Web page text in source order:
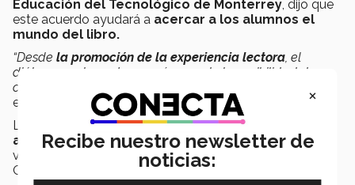
Educación del Tecnológico de Monterrey, dijo que
este acuerdo ayudará a acercar a los alumnos el
mundo del libro.
“Desde la promoción de la experiencia lectora, el
diálogo con los autores, así como de la posibilidad de
conocer un poco más acerca de la industria editorial”,
explicó.
La editorial Almadía, fundada en 2005,ha incluido
abrir sus puertaspara que alumnos y profesores
visiten las instalaciones de la Ciudad de México y de
Oaxaca.
×
Recibe nuestro newsletter de
noticias: